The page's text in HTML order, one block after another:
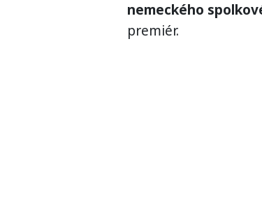
nemeckého
premiér.